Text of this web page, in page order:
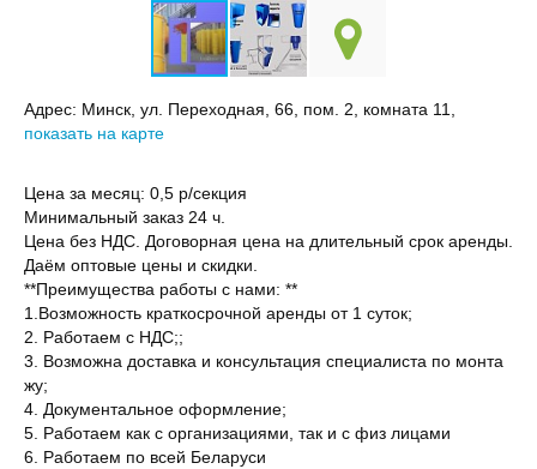
Адрес: Минск, ул. Переходная, 66, пом. 2, комната 11,
показать на карте
Цена за месяц: 0,5 р/секция
Минимальный заказ 24 ч.
Цена без НДС. Договорная цена на длительный срок аренды.
Даём оптовые цены и скидки.
**Преимущества работы с нами: **
1.Возможность краткосрочной аренды от 1 суток;
2. Работаем с НДС;;
3. Возможна доставка и консультация специалиста по монта
жу;
4. Документальное оформление;
5. Работаем как с организациями, так и с физ лицами
6. Работаем по всей Беларуси